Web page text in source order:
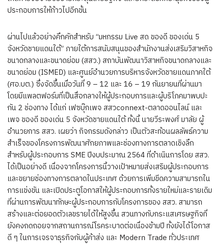
ประกอบการให้ก้าวไปอีกขั้น
ผ่านไปแล้วอย่างคึกคักสำหรับ “มหกรรม Live สด ของดี ของเด่น 5
จังหวัดชายแดนใต้” ภายใต้การสนับสนุนของสำนักงานส่งเสริมวิสาหกิจ
ขนาดกลางและขนาดย่อม (สสว.) สถาบันพัฒนาวิสาหกิจขนาดกลางและ
ขนาดย่อม (ISMED) และศูนย์อำนวยการบริหารจังหวัดชายแดนภาคใต้
(ศอ.บต.) ซึ่งจัดขึ้นเมื่อวันที่ 9 – 12 และ 16 – 19 กันยายนที่ผ่านมา
โดยมีแพลตฟอร์มที่เป็นสื่อกลางให้ผู้ประกอบการและผู้บริโภคมาพบปะ
กัน 2 ช่องทาง ได้แก่ เฟซบุ๊กเพจ สสวconnext-ตลาดออนไลน์ และ
เพจ ของดี ของเด่น 5 จังหวัดชายแดนใต้ ทั้งนี้ นายวีระพงศ์ มาลัย ผู้
อำนวยการ สสว. เผยว่า กิจกรรมดังกล่าว เป็นตัวสะท้อนผลลัพธ์ความ
สำเร็จของโครงการพัฒนาศักยภาพและช่องทางการตลาดเชิงลึก
สำหรับผู้ประกอบการ SME ปีงบประมาณ 2564 ที่ดำเนินการโดย สสว.
ได้เป็นอย่างดี เนื่องจากโครงการนี้วางเป้าหมายส่งเสริมผู้ประกอบการ
และขยายช่องทางการตลาดในประเทศ ด้วยการเพิ่มขีดความสามารถใน
การแข่งขัน และเปิดประตูโอกาสให้ผู้ประกอบการทั้งรายใหม่และรายเดิม
ที่ผ่านการพัฒนาทักษะผู้ประกอบการกับโครงการของ สสว. สามารถ
สร้างและต่อยอดตัวเลขรายได้ให้สูงขึ้น สวนทางกับกระแสเศรษฐกิจที่
ยังคงถดถอยจากสถานการณ์โรคระบาดต่อเนื่องข้ามปี ทั้งยังได้โอกาส
ดี ๆ ในการเจรจาธุรกิจกับผู้ค้าส่ง และ Modern Trade ทั่วประเทศ